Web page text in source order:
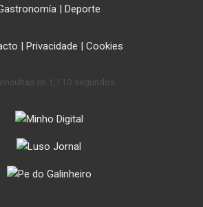
| Deporte
| Privacidade | Cookies
en 1,110 segundos.